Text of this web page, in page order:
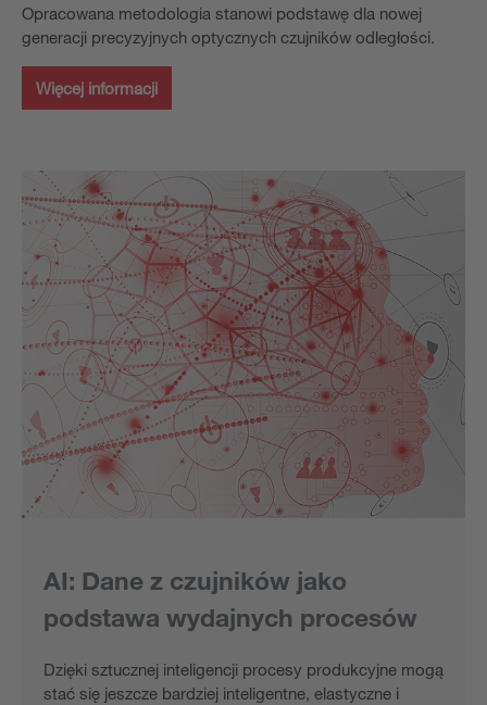
Opracowana metodologia stanowi podstawę dla nowej
generacji precyzyjnych optycznych czujników odległości.
Więcej informacji
AI: Dane z czujników jako
podstawa wydajnych procesów
Dzięki sztucznej inteligencji procesy produkcyjne mogą
stać się jeszcze bardziej inteligentne, elastyczne i